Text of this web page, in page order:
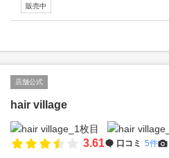
販売中
店舗公式
hair village
3.61 口コミ 5件